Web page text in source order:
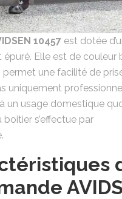
10457 est dotée
Elle est de couleur
permet une facilité de
uniquement
un usage domestique
s’effectue par